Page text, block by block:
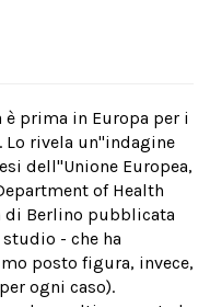
è prima in Europa per i
rivela un''indagine
dell''Unione Europea,
of Health
di Berlino pubblicata
- che ha
posto figura, invece,
ogni caso).